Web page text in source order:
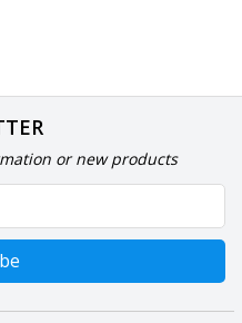
or new products